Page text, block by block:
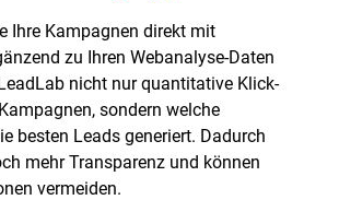
Ihre Kampagnen direkt mit
zu Ihren Webanalyse-Daten
nicht nur quantitative Klick-
sondern welche
besten Leads generiert. Dadurch
mehr Transparenz und können
vermeiden.